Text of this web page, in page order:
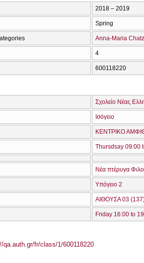
2018 – 2019
Spring
Anna-Maria
4
600118220
Σχολείο Νέας
Ισόγειο
ΚΕΝΤΡΙΚΟ
Thursdsay 09:00
Νέα πτέρυγα
Υπόγειο 2
ΑΙΘΟΥΣΑ 03
Friday 16:00 to
qa.auth.gr/fr/class/1/600118220